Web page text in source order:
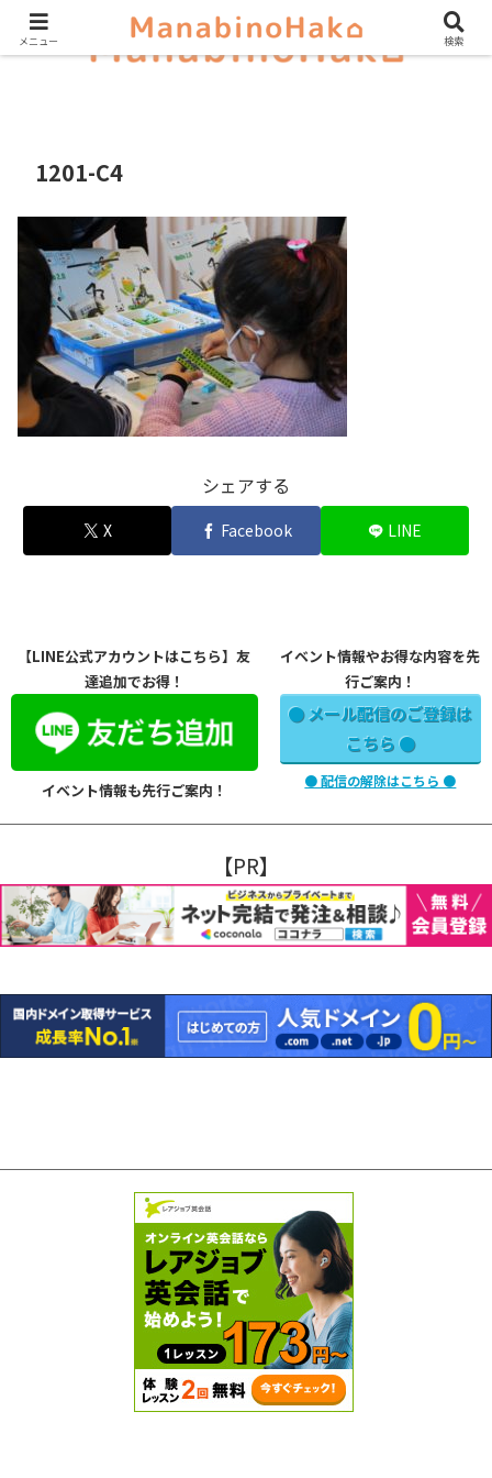
1201-C4
シェアする
X Facebook LINE
【LINE公式アカウントはこちら】友
達追加でお得！
イベント情報も先行ご案内！
イベント情報やお得な内容を先
行ご案内！
● メール配信のご登録は
こちら ●
● 配信の解除はこちら ●
【PR】
メニュー 検索